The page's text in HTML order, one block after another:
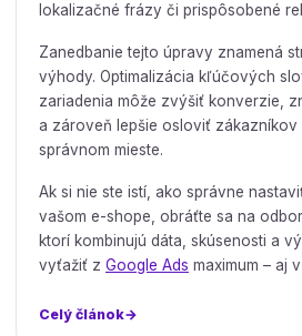
lokalizačné frázy či prispôsobené
Zanedbanie tejto úpravy znamená
výhody. Optimalizácia kľúčových
zariadenia môže zvýšiť konverzie,
a zároveň lepšie osloviť zákazníkov
správnom mieste.
Ak si nie ste istí, ako správne
vašom e-shope, obráťte sa na
ktorí kombinujú dáta, skúsenosti a
vyťažiť z Google Ads maximum – aj
Celý článok